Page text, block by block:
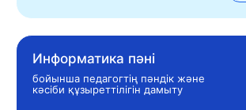
Информатика пәні
бойынша педагогтің пәндік және
кәсіби құзыреттілігін дамыту